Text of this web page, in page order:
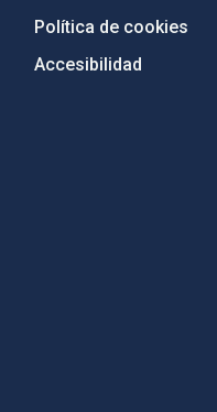
Política de cookies
Accesibilidad